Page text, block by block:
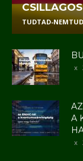
TUDTAD-
A